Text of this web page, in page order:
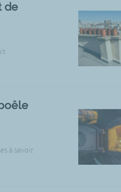
de
à savoir.